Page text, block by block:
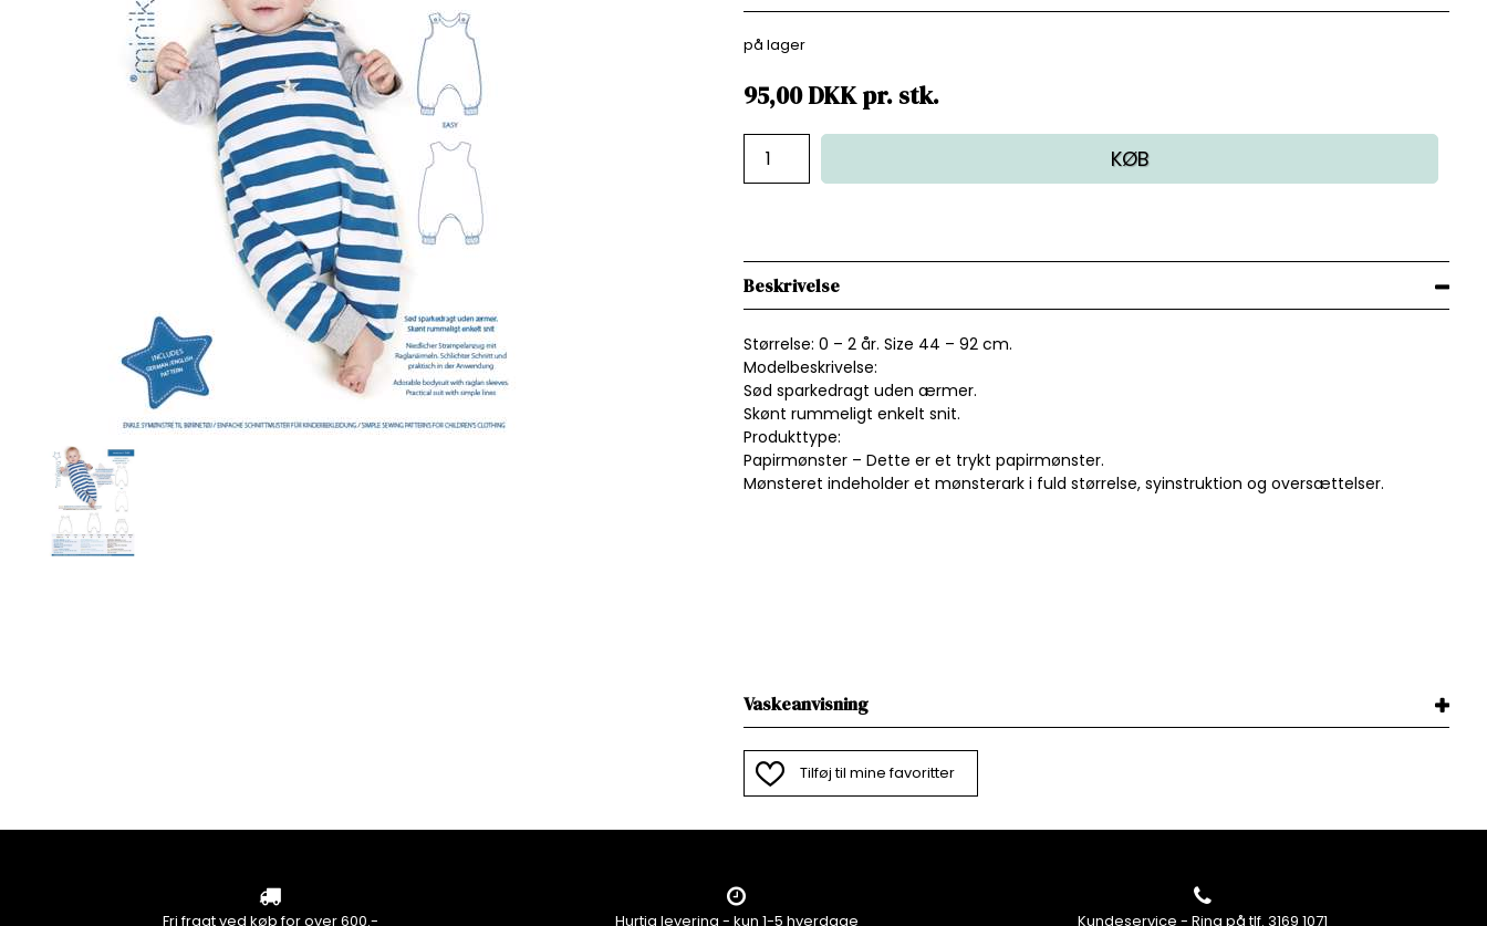
på lager
95,00DKKpr. stk.
KØB
Beskrivelse
Størrelse: 0 – 2 år. Size 44 – 92 cm.
Modelbeskrivelse:
Sød sparkedragt uden ærmer.
Skønt rummeligt enkelt snit.
Produkttype:
Papirmønster – Dette er et trykt papirmønster.
Mønsteret indeholder et mønsterark i fuld størrelse, syinstruktion og oversættelser.
Vaskeanvisning
Tilføj til mine favoritter
Fri fragt ved køb for over 600.- Hurtig levering - kun 1-5 hverdage Kundeservice - Ring på tlf. 3169 1071